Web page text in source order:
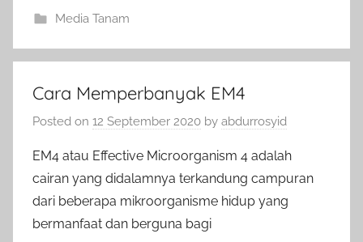
Media Tanam
Cara Memperbanyak EM4
Posted on 12 September 2020 by abdurrosyid
EM4 atau Effective Microorganism 4 adalah
cairan yang didalamnya terkandung campuran
dari beberapa mikroorganisme hidup yang
bermanfaat dan berguna bagi